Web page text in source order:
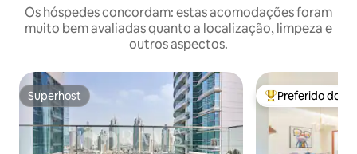
Os hóspedes concordam: estas acomodações foram
muito bem avaliadas quanto a localização, limpeza e
outros aspectos.
Superhost
Superhost Entre os
Preferido dos